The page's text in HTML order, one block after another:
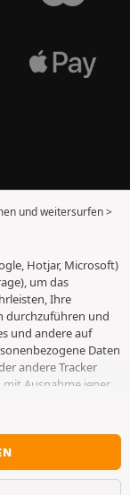
und weitersurfen >
Hotjar, Microsoft)
um das
Ihre
durchzuführen und
und andere auf
Daten
andere Tracker
Ausnahme jener,
Ihre
Cookies und
Ihre Navigation
anderen
Einfluss auf Ihren